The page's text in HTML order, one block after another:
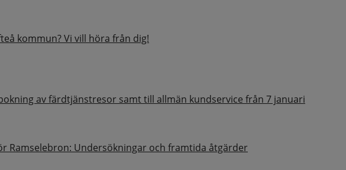
kommun? Vi vill höra från dig!
av färdtjänstresor samt till allmän kundservice från 7 januari
Ramselebron: Undersökningar och framtida åtgärder